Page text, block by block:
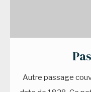
Autre passage